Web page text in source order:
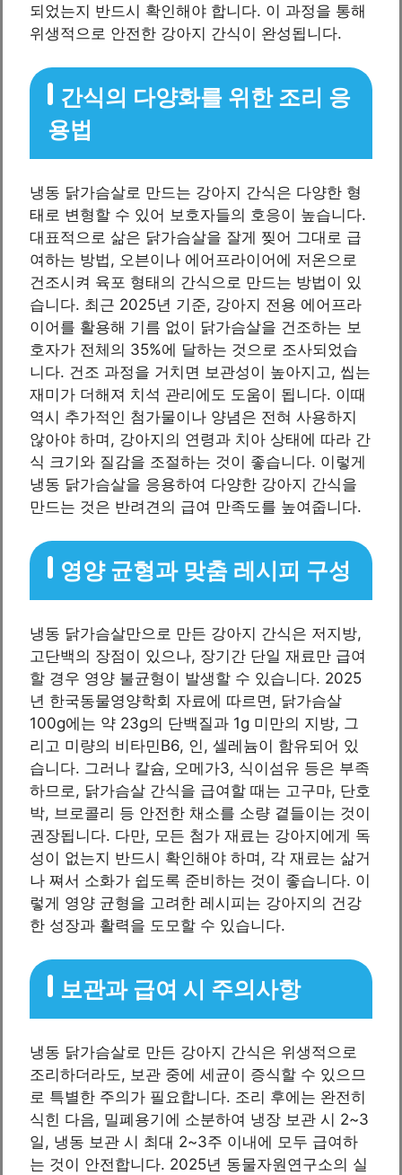
되었는지 반드시 확인해야 합니다. 이 과정을 통해
위생적으로 안전한 강아지 간식이 완성됩니다.
간식의 다양화를 위한 조리 응
용법
냉동 닭가슴살로 만드는 강아지 간식은 다양한 형
태로 변형할 수 있어 보호자들의 호응이 높습니다.
대표적으로 삶은 닭가슴살을 잘게 찢어 그대로 급
여하는 방법, 오븐이나 에어프라이어에 저온으로
건조시켜 육포 형태의 간식으로 만드는 방법이 있
습니다. 최근 2025년 기준, 강아지 전용 에어프라
이어를 활용해 기름 없이 닭가슴살을 건조하는 보
호자가 전체의 35%에 달하는 것으로 조사되었습
니다. 건조 과정을 거치면 보관성이 높아지고, 씹는
재미가 더해져 치석 관리에도 도움이 됩니다. 이때
역시 추가적인 첨가물이나 양념은 전혀 사용하지
않아야 하며, 강아지의 연령과 치아 상태에 따라 간
식 크기와 질감을 조절하는 것이 좋습니다. 이렇게
냉동 닭가슴살을 응용하여 다양한 강아지 간식을
만드는 것은 반려견의 급여 만족도를 높여줍니다.
영양 균형과 맞춤 레시피 구성
냉동 닭가슴살만으로 만든 강아지 간식은 저지방,
고단백의 장점이 있으나, 장기간 단일 재료만 급여
할 경우 영양 불균형이 발생할 수 있습니다. 2025
년 한국동물영양학회 자료에 따르면, 닭가슴살
100g에는 약 23g의 단백질과 1g 미만의 지방, 그
리고 미량의 비타민B6, 인, 셀레늄이 함유되어 있
습니다. 그러나 칼슘, 오메가3, 식이섬유 등은 부족
하므로, 닭가슴살 간식을 급여할 때는 고구마, 단호
박, 브로콜리 등 안전한 채소를 소량 곁들이는 것이
권장됩니다. 다만, 모든 첨가 재료는 강아지에게 독
성이 없는지 반드시 확인해야 하며, 각 재료는 삶거
나 쪄서 소화가 쉽도록 준비하는 것이 좋습니다. 이
렇게 영양 균형을 고려한 레시피는 강아지의 건강
한 성장과 활력을 도모할 수 있습니다.
보관과 급여 시 주의사항
냉동 닭가슴살로 만든 강아지 간식은 위생적으로
조리하더라도, 보관 중에 세균이 증식할 수 있으므
로 특별한 주의가 필요합니다. 조리 후에는 완전히
식힌 다음, 밀폐용기에 소분하여 냉장 보관 시 2~3
일, 냉동 보관 시 최대 2~3주 이내에 모두 급여하
는 것이 안전합니다. 2025년 동물자원연구소의 실